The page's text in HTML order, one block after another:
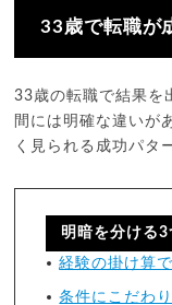
33歳で転職が
33歳の転職で結果を
間には明確な違いが
く見られる成功パタ
明暗を分ける3
経験の掛け算
条件にこだわ